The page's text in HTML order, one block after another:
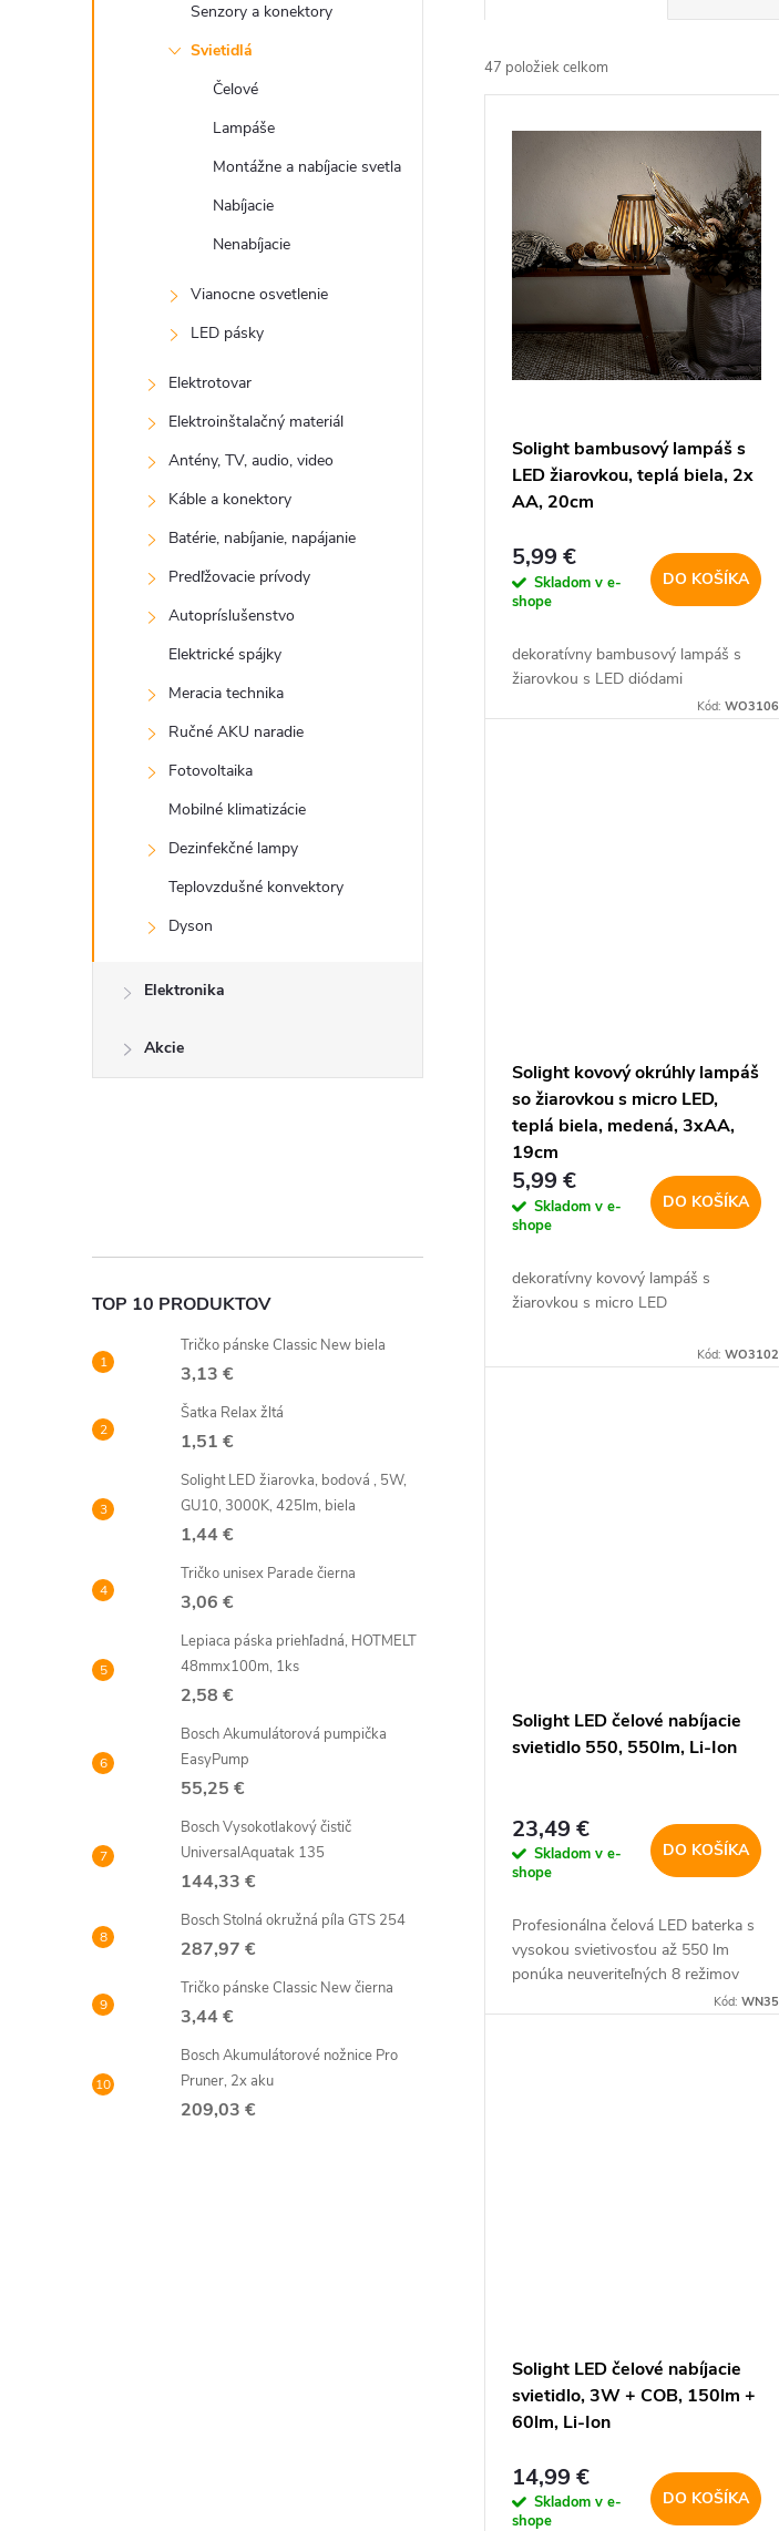
Senzory a konektory
Svietidlá
Čelové
Lampáše
Montážne a nabíjacie svetla
Nabíjacie
Nenabíjacie
Vianocne osvetlenie
LED pásky
Elektrotovar
Elektroinštalačný materiál
Antény, TV, audio, video
Káble a konektory
Batérie, nabíjanie, napájanie
Predľžovacie prívody
Autopríslušenstvo
Elektrické spájky
Meracia technika
Ručné AKU naradie
Fotovoltaika
Mobilné klimatizácie
Dezinfekčné lampy
Teplovzdušné konvektory
Dyson
Elektronika
Akcie
TOP 10 PRODUKTOV
Tričko pánske Classic New biela
3,13 €
Šatka Relax žltá
1,51 €
Solight LED žiarovka, bodová , 5W,
GU10, 3000K, 425lm, biela
1,44 €
Tričko unisex Parade čierna
3,06 €
Lepiaca páska priehľadná, HOTMELT
48mmx100m, 1ks
2,58 €
Bosch Akumulátorová pumpička
EasyPump
55,25 €
Bosch Vysokotlakový čistič
UniversalAquatak 135
144,33 €
Bosch Stolná okružná píla GTS 254
287,97 €
Tričko pánske Classic New čierna
3,44 €
Bosch Akumulátorové nožnice Pro
Pruner, 2x aku
209,03 €
a
d
t
47 položiek celkom
V
t
Solight bambusový lampáš s
LED žiarovkou, teplá biela, 2x
AA, 20cm
5,99 €
Skladom v e-
shope
DO KOŠÍKA
dekoratívny bambusový lampáš s
žiarovkou s LED diódami
Kód:WO3106
Solight kovový okrúhly lampáš
so žiarovkou s micro LED,
teplá biela, medená, 3xAA,
19cm
5,99 €
Skladom v e-
shope
DO KOŠÍKA
dekoratívny kovový lampáš s
žiarovkou s micro LED
Kód:WO3102
Solight LED čelové nabíjacie
svietidlo 550, 550lm, Li-Ion
23,49 €
Skladom v e-
shope
DO KOŠÍKA
Profesionálna čelová LED baterka s
vysokou svietivosťou až 550 lm
ponúka neuveriteľných 8 režimov
Kód:WN35
Solight LED čelové nabíjacie
svietidlo, 3W + COB, 150lm +
60lm, Li-Ion
14,99 €
Skladom v e-
shope
DO KOŠÍKA